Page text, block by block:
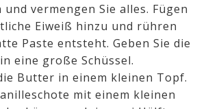
vermengen Sie alles. Fügen
Eiweiß hinzu und rühren
Paste entsteht. Geben Sie die
eine große Schüssel.
Butter in einem kleinen Topf.
mit einem kleinen